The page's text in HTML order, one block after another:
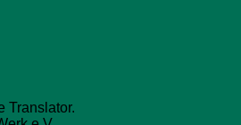
Translator.